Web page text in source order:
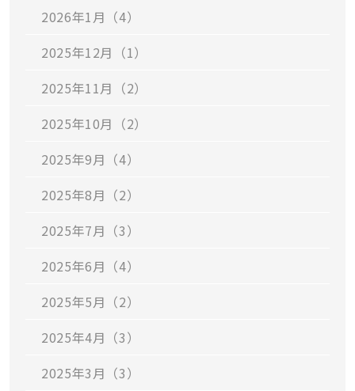
2026年1月（4）
2025年12月（1）
2025年11月（2）
2025年10月（2）
2025年9月（4）
2025年8月（2）
2025年7月（3）
2025年6月（4）
2025年5月（2）
2025年4月（3）
2025年3月（3）